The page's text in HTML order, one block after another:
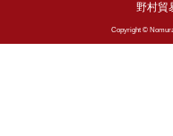
野村貿
Copyright ©